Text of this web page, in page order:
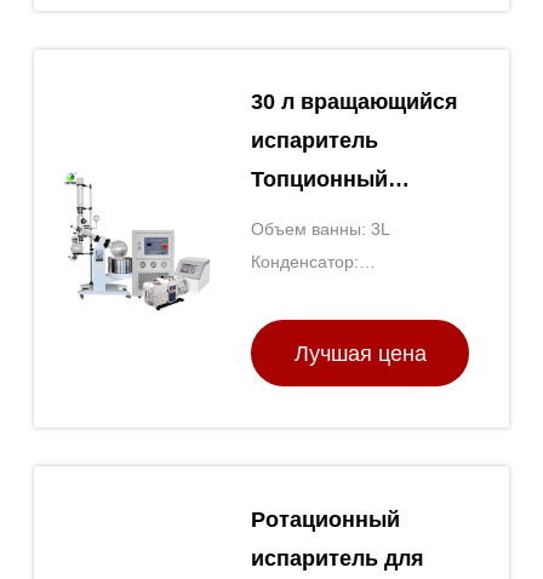
30 л вращающийся
испаритель
Топционный
лабораторный
испаритель с
насосом
Объем ванны: 3L
Конденсатор:
спиральными
стеклянными трубками
Лучшая цена
Ротационный
испаритель для